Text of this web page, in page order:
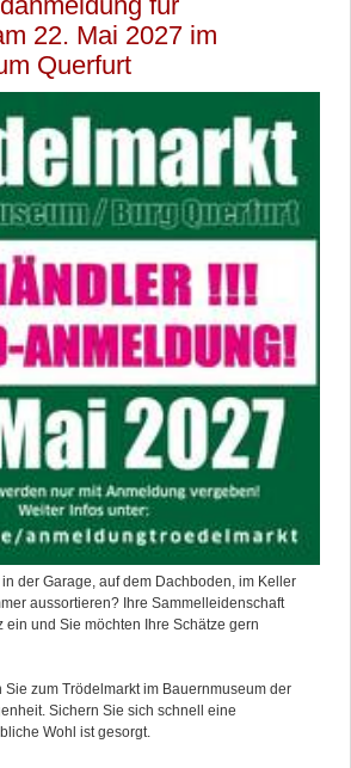
22. Mai 2027 im
Querfurt
der Garage, auf dem Dachboden, im Keller
aussortieren? Ihre Sammelleidenschaft
ein und Sie möchten Ihre Schätze gern
zum Trödelmarkt im Bauernmuseum der
Sichern Sie sich schnell eine
Wohl ist gesorgt.